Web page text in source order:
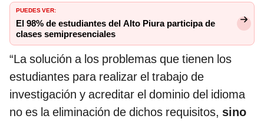
PUEDES VER:
El 98% de estudiantes del Alto Piura participa de
clases semipresenciales
“La solución a los problemas que tienen los
estudiantes para realizar el trabajo de
investigación y acreditar el dominio del idioma
no es la eliminación de dichos requisitos, sino